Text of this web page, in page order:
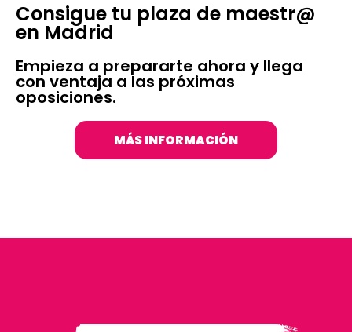
Consigue tu plaza de maestr@
en Madrid
Empieza a prepararte ahora y llega
con ventaja a las próximas
oposiciones.
MÁS INFORMACIÓN